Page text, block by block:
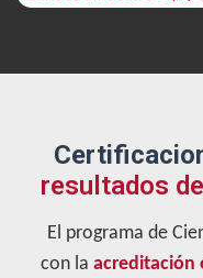
resultados
El programa de
con la acreditación